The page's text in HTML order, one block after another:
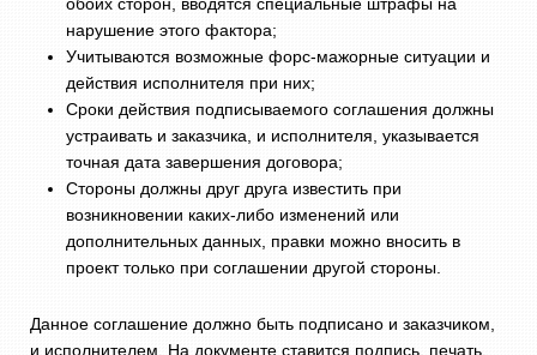
нарушение этого фактора;
Учитываются возможные форс-мажорные ситуации и
действия исполнителя при них;
Сроки действия подписываемого соглашения должны
устраивать и заказчика, и исполнителя, указывается
точная дата завершения договора;
Стороны должны друг друга известить при
возникновении каких-либо изменений или
дополнительных данных, правки можно вносить в
проект только при соглашении другой стороны.
Данное соглашение должно быть подписано и заказчиком,
и исполнителем. На документе ставится подпись, печать,